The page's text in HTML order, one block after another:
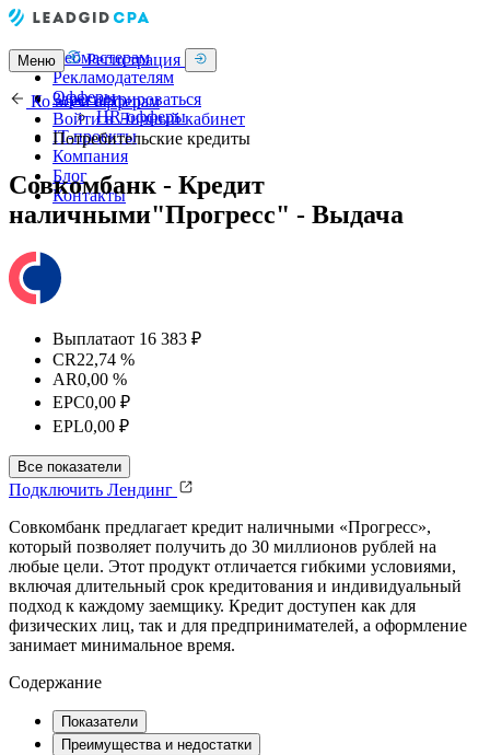
Вебмастерам
Рекламодателям
Офферы
HR-офферы
IT-проекты
Компания
Блог
Контакты
Меню Регистрация
Зарегистрироваться
Войти в Личный кабинет
Ко всем офферам
Потребительские кредиты
Совкомбанк - Кредит
наличными"Прогресс" - Выдача
Выплатаот 16 383 ₽
CR22,74 %
AR0,00 %
EPC0,00 ₽
EPL0,00 ₽
Все показатели
Подключить Лендинг
Совкомбанк предлагает кредит наличными «Прогресс»,
который позволяет получить до 30 миллионов рублей на
любые цели. Этот продукт отличается гибкими условиями,
включая длительный срок кредитования и индивидуальный
подход к каждому заемщику. Кредит доступен как для
физических лиц, так и для предпринимателей, а оформление
занимает минимальное время.
Содержание
Показатели
Преимущества и недостатки